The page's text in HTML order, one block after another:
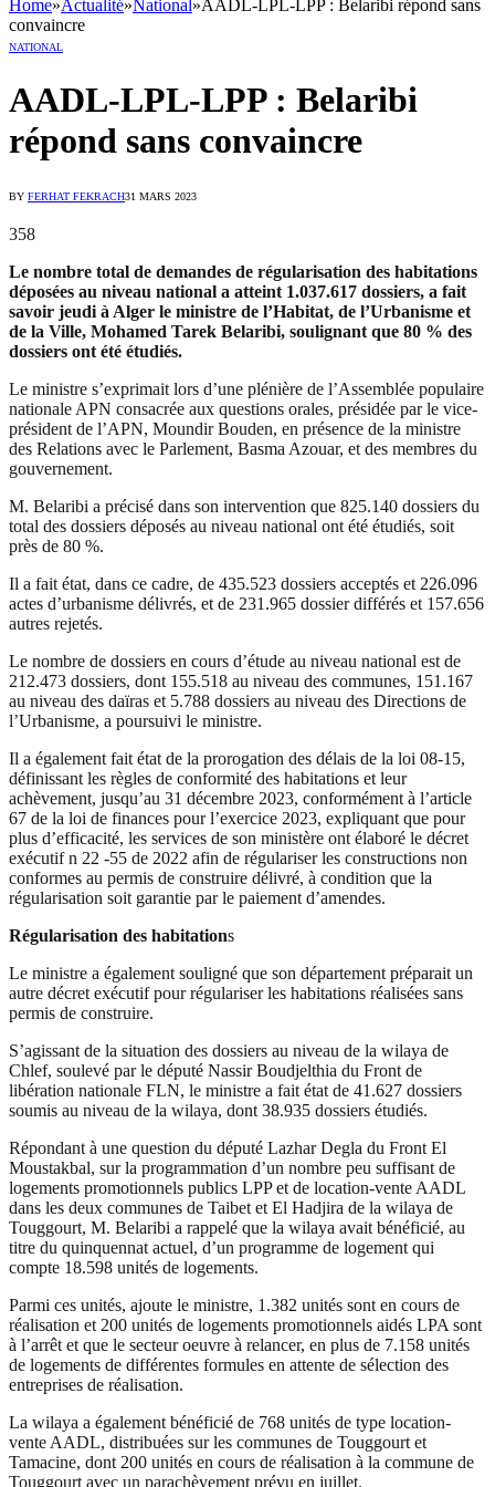
Home»Actualité»National»AADL-LPL-LPP : Belaribi répond sans
convaincre
NATIONAL
AADL-LPL-LPP : Belaribi
répond sans convaincre
BY FERHAT FEKRACH31 MARS 2023
358
Le nombre total de demandes de régularisation des habitations
déposées au niveau national a atteint 1.037.617 dossiers, a fait
savoir jeudi à Alger le ministre de l’Habitat, de l’Urbanisme et
de la Ville, Mohamed Tarek Belaribi, soulignant que 80 % des
dossiers ont été étudiés.
Le ministre s’exprimait lors d’une plénière de l’Assemblée populaire
nationale APN consacrée aux questions orales, présidée par le vice-
président de l’APN, Moundir Bouden, en présence de la ministre
des Relations avec le Parlement, Basma Azouar, et des membres du
gouvernement.
M. Belaribi a précisé dans son intervention que 825.140 dossiers du
total des dossiers déposés au niveau national ont été étudiés, soit
près de 80 %.
Il a fait état, dans ce cadre, de 435.523 dossiers acceptés et 226.096
actes d’urbanisme délivrés, et de 231.965 dossier différés et 157.656
autres rejetés.
Le nombre de dossiers en cours d’étude au niveau national est de
212.473 dossiers, dont 155.518 au niveau des communes, 151.167
au niveau des daïras et 5.788 dossiers au niveau des Directions de
l’Urbanisme, a poursuivi le ministre.
Il a également fait état de la prorogation des délais de la loi 08-15,
définissant les règles de conformité des habitations et leur
achèvement, jusqu’au 31 décembre 2023, conformément à l’article
67 de la loi de finances pour l’exercice 2023, expliquant que pour
plus d’efficacité, les services de son ministère ont élaboré le décret
exécutif n 22 -55 de 2022 afin de régulariser les constructions non
conformes au permis de construire délivré, à condition que la
régularisation soit garantie par le paiement d’amendes.
Régularisation des habitations
Le ministre a également souligné que son département préparait un
autre décret exécutif pour régulariser les habitations réalisées sans
permis de construire.
S’agissant de la situation des dossiers au niveau de la wilaya de
Chlef, soulevé par le député Nassir Boudjelthia du Front de
libération nationale FLN, le ministre a fait état de 41.627 dossiers
soumis au niveau de la wilaya, dont 38.935 dossiers étudiés.
Répondant à une question du député Lazhar Degla du Front El
Moustakbal, sur la programmation d’un nombre peu suffisant de
logements promotionnels publics LPP et de location-vente AADL
dans les deux communes de Taibet et El Hadjira de la wilaya de
Touggourt, M. Belaribi a rappelé que la wilaya avait bénéficié, au
titre du quinquennat actuel, d’un programme de logement qui
compte 18.598 unités de logements.
Parmi ces unités, ajoute le ministre, 1.382 unités sont en cours de
réalisation et 200 unités de logements promotionnels aidés LPA sont
à l’arrêt et que le secteur oeuvre à relancer, en plus de 7.158 unités
de logements de différentes formules en attente de sélection des
entreprises de réalisation.
La wilaya a également bénéficié de 768 unités de type location-
vente AADL, distribuées sur les communes de Touggourt et
Tamacine, dont 200 unités en cours de réalisation à la commune de
Touggourt avec un parachèvement prévu en juillet.